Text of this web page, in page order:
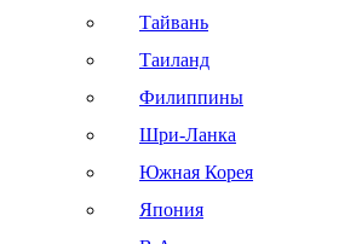
Тайвань
Таиланд
Филиппины
Шри-Ланка
Южная Корея
Япония